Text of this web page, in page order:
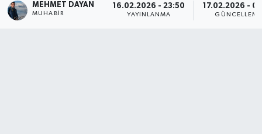
MEHMET DAYAN
MUHABIR
16.02.2026 - 23:50
YAYINLANMA
17.02.2026 -
GÜNCELLEME